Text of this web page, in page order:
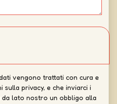
vengono trattati con cura e
sulla privacy, e che inviarci i
lato nostro un obbligo alla